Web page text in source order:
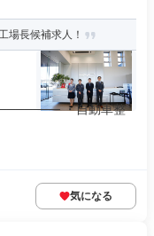
場長候補求人！
・自動車整
気になる